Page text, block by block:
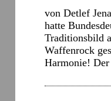
von Detlef
hatte
Traditionsbild
Waffenrock
Harmonie!